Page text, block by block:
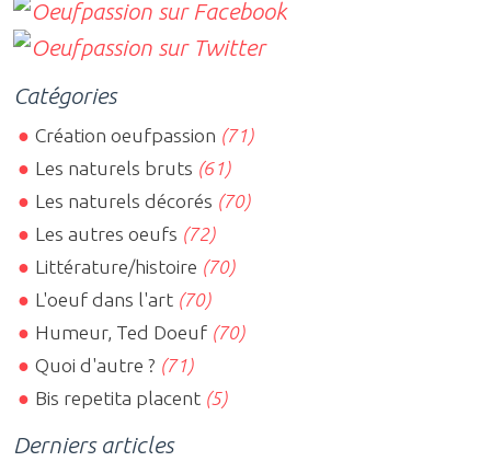
Catégories
Création oeufpassion (71)
Les naturels bruts (61)
Les naturels décorés (70)
Les autres oeufs (72)
Littérature/histoire (70)
L'oeuf dans l'art (70)
Humeur, Ted Doeuf (70)
Quoi d'autre ? (71)
Bis repetita placent (5)
Derniers articles